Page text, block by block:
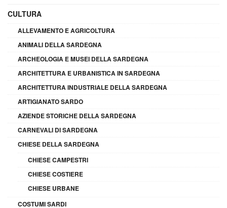
CULTURA
ALLEVAMENTO E AGRICOLTURA
ANIMALI DELLA SARDEGNA
ARCHEOLOGIA E MUSEI DELLA SARDEGNA
ARCHITETTURA E URBANISTICA IN SARDEGNA
ARCHITETTURA INDUSTRIALE DELLA SARDEGNA
ARTIGIANATO SARDO
AZIENDE STORICHE DELLA SARDEGNA
CARNEVALI DI SARDEGNA
CHIESE DELLA SARDEGNA
CHIESE CAMPESTRI
CHIESE COSTIERE
CHIESE URBANE
COSTUMI SARDI